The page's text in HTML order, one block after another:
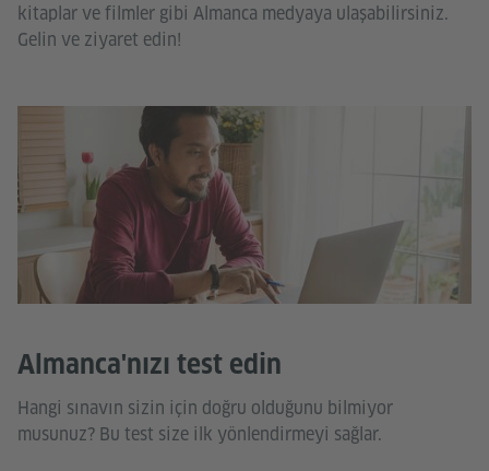
kitaplar ve filmler gibi Almanca medyaya ulaşabilirsiniz.
Gelin ve ziyaret edin!
Almanca'nızı test edin
Hangi sınavın sizin için doğru olduğunu bilmiyor
musunuz? Bu test size ilk yönlendirmeyi sağlar.